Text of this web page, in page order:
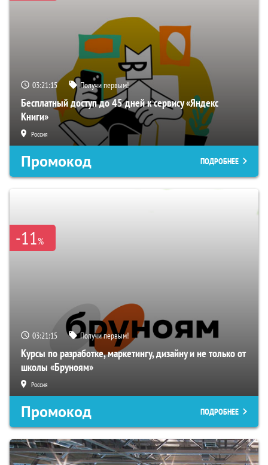
03:21:14 Получи первым!
Бесплатный доступ до 45 дней к сервису «Яндекс
Книги»
Россия
Промокод ПОДРОБНЕЕ
-11%
03:21:14 Получи первым!
Курсы по разработке, маркетингу, дизайну и не только от
школы «Бруноям»
Россия
Промокод ПОДРОБНЕЕ